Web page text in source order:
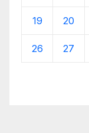
19 20
26 27